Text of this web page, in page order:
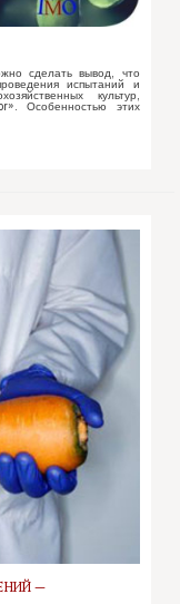
сделать вывод, что
испытаний и
культур,
Особенностью этих
—